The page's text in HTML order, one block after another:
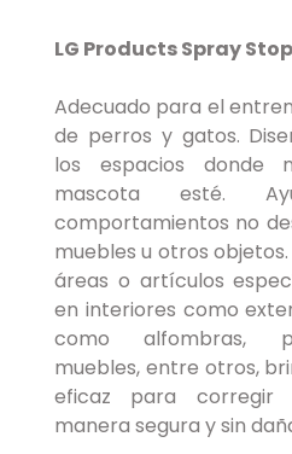
LG Products Spray
Adecuado para el
de perros y gatos.
los espacios donde
mascota esté.
comportamientos no
muebles u otros
áreas o artículos
en interiores como
como alfombras,
muebles, entre otros,
eficaz para corregir
manera segura y sin